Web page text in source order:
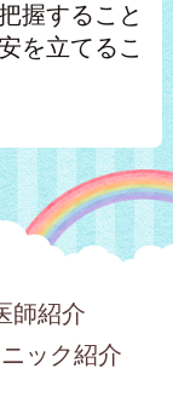
握すること
を立てるこ
師紹介
ック紹介